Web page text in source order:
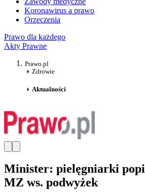
Koronawirus a prawo
Orzeczenia
Prawo dla każdego
Akty Prawne
Prawo.pl
Zdrowie
Aktualności
Minister: pielęgniarki
MZ ws. podwyżek